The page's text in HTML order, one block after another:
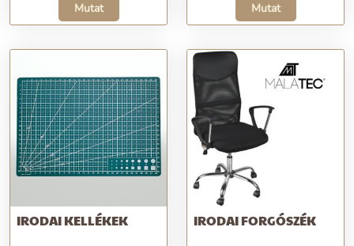
Mutat Mutat
IRODAI KELLÉKEK IRODAI FORGÓSZÉK